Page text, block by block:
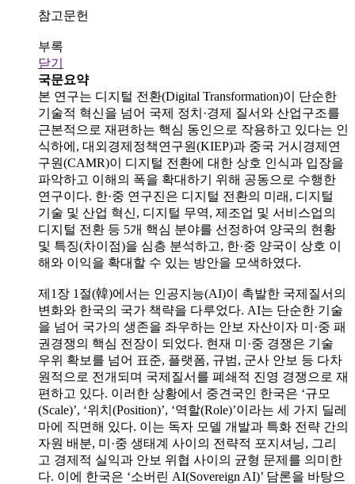
참고문헌
부록
닫기
국문요약
본 연구는 디지털 전환(Digital Transformation)이 단순한
기술적 혁신을 넘어 국제 정치·경제 질서와 산업구조를
근본적으로 재편하는 핵심 동인으로 작용하고 있다는 인
식하에, 대외경제정책연구원(KIEP)과 중국 거시경제연
구원(CAMR)이 디지털 전환에 대한 상호 인식과 입장을
파악하고 이해의 폭을 확대하기 위해 공동으로 수행한
연구이다. 한·중 연구진은 디지털 전환의 미래, 디지털
기술 및 산업 혁신, 디지털 무역, 제조업 및 서비스업의
디지털 전환 등 5개 핵심 분야를 선정하여 양국의 현황
및 특징(차이점)을 심층 분석하고, 한·중 양국이 상호 이
해와 이익을 확대할 수 있는 방안을 모색하였다.
제1장 1절(韓)에서는 인공지능(AI)이 촉발한 국제질서의
변화와 한국의 국가 책략을 다루었다. AI는 단순한 기술
을 넘어 국가의 생존을 좌우하는 안보 자산이자 미·중 패
권경쟁의 핵심 전장이 되었다. 현재 미·중 경쟁은 기술
우위 확보를 넘어 표준, 플랫폼, 규범, 군사 안보 등 다차
원적으로 전개되며 국제질서를 폐쇄적 진영 경쟁으로 재
편하고 있다. 이러한 상황에서 중견국인 한국은 ‘규모
(Scale)’, ‘위치(Position)’, ‘역할(Role)’이라는 세 가지 딜레
마에 직면해 있다. 이는 독자 모델 개발과 특화 전략 간의
자원 배분, 미·중 생태계 사이의 전략적 포지셔닝, 그리
고 경제적 실익과 안보 위협 사이의 균형 문제를 의미한
다. 이에 한국은 ‘소버린 AI(Sovereign AI)’ 담론을 바탕으